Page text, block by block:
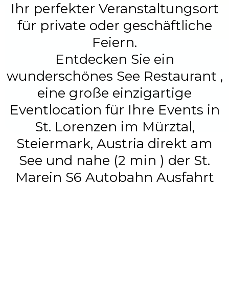
Ihr perfekter Veranstaltungsort
für private oder geschäftliche
Feiern.
Entdecken Sie ein
wunderschönes See Restaurant ,
eine große einzigartige
Eventlocation für Ihre Events in
St. Lorenzen im Mürztal,
Steiermark, Austria direkt am
See und nahe (2 min ) der St.
Marein S6 Autobahn Ausfahrt